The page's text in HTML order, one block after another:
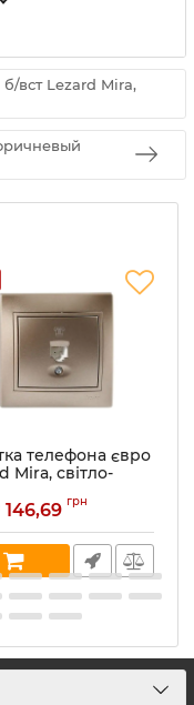
вст Lezard Mira,
телефона євро
Mira, світло-
(701-3131-137)
701-3131-137
146,69 грн